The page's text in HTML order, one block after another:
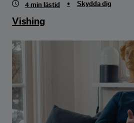
4 min lästid • Skydda dig
Vishing